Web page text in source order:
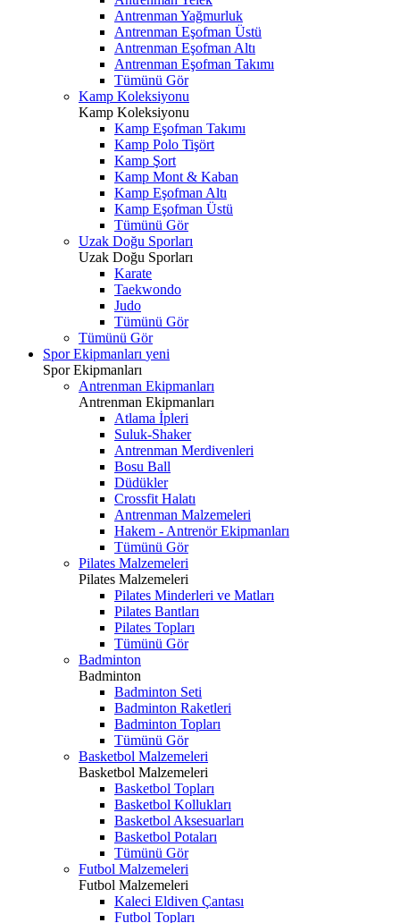
Antrenman Yağmurluk
Antrenman Eşofman Üstü
Antrenman Eşofman Altı
Antrenman Eşofman Takımı
Tümünü Gör
Kamp Koleksiyonu
Kamp Koleksiyonu
Kamp Eşofman Takımı
Kamp Polo Tişört
Kamp Şort
Kamp Mont & Kaban
Kamp Eşofman Altı
Kamp Eşofman Üstü
Tümünü Gör
Uzak Doğu Sporları
Uzak Doğu Sporları
Karate
Taekwondo
Judo
Tümünü Gör
Tümünü Gör
Spor Ekipmanları yeni
Spor Ekipmanları
Antrenman Ekipmanları
Antrenman Ekipmanları
Atlama İpleri
Suluk-Shaker
Antrenman Merdivenleri
Bosu Ball
Düdükler
Crossfit Halatı
Antrenman Malzemeleri
Hakem - Antrenör Ekipmanları
Tümünü Gör
Pilates Malzemeleri
Pilates Malzemeleri
Pilates Minderleri ve Matları
Pilates Bantları
Pilates Topları
Tümünü Gör
Badminton
Badminton
Badminton Seti
Badminton Raketleri
Badminton Topları
Tümünü Gör
Basketbol Malzemeleri
Basketbol Malzemeleri
Basketbol Topları
Basketbol Kollukları
Basketbol Aksesuarları
Basketbol Potaları
Tümünü Gör
Futbol Malzemeleri
Futbol Malzemeleri
Kaleci Eldiven Çantası
Futbol Topları